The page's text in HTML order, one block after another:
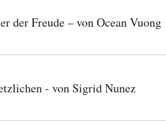
der Freude – von Ocean Vuong
- von Sigrid Nunez
jede Woche neue schöne
Reisen.